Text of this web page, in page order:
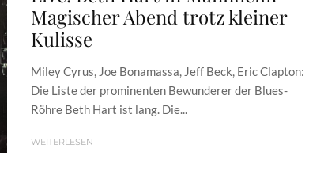
Magischer Abend trotz kleiner
Kulisse
Miley Cyrus, Joe Bonamassa, Jeff Beck, Eric Clapton:
Die Liste der prominenten Bewunderer der Blues-
Röhre Beth Hart ist lang. Die...
WEITERLESEN